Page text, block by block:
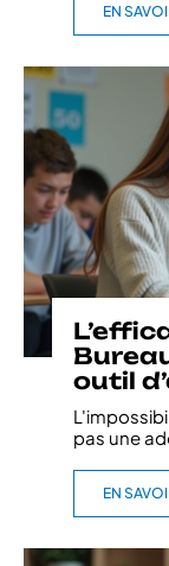
EN
outil
pas une
EN